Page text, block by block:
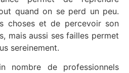
quand on se perd un peu.
choses et de percevoir son
mais aussi ses failles permet
sereinement.
nombre de professionnels